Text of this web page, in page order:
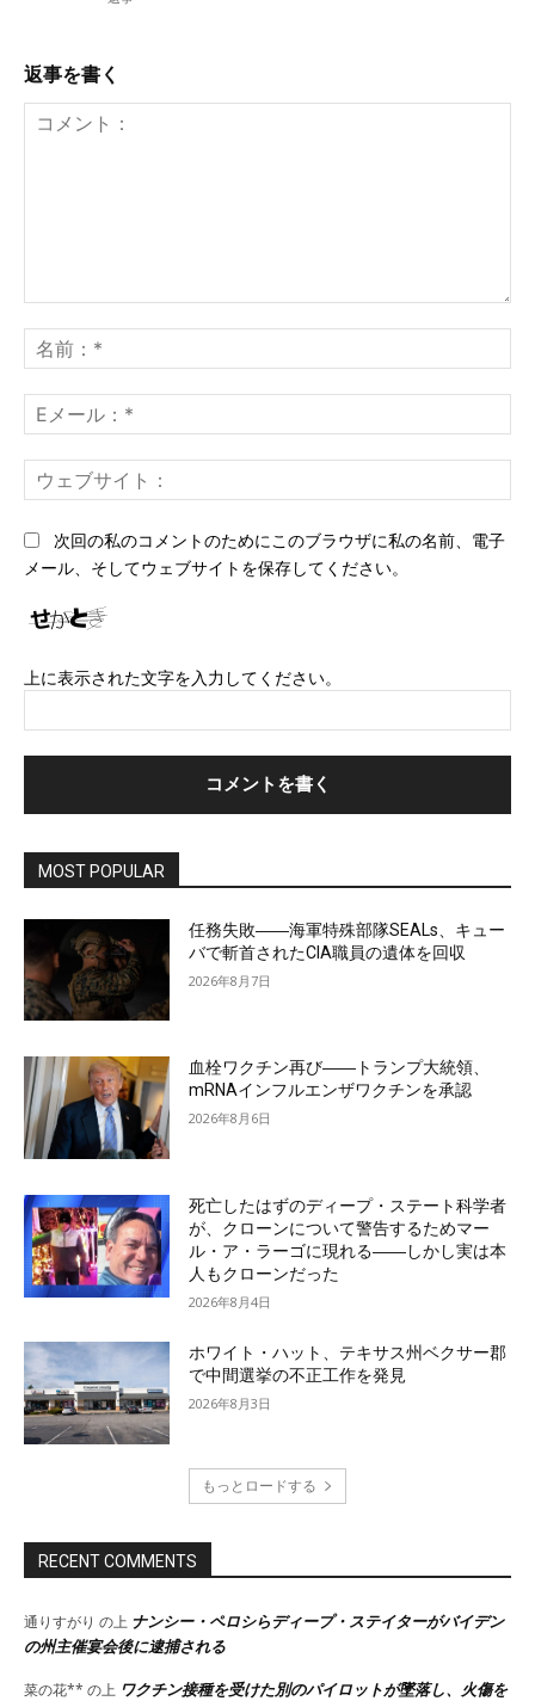
返事を書く
ン
ト：
前
*
メ
ー
*ェ
次回の私のコメントのためにこのブラウザに私の名前、電子
メール、そしてウェブサイトを保存してください。
上に表示された文字を入力してください。
MOST POPULAR
任務失敗――海軍特殊部隊SEALs、キュー
バで斬首されたCIA職員の遺体を回収
2026年8月7日
血栓ワクチン再び――トランプ大統領、
mRNAインフルエンザワクチンを承認
2026年8月6日
死亡したはずのディープ・ステート科学者
が、クローンについて警告するためマー
ル・ア・ラーゴに現れる――しかし実は本
人もクローンだった
2026年8月4日
ホワイト・ハット、テキサス州ベクサー郡
で中間選挙の不正工作を発見
2026年8月3日
もっとロードする
RECENT COMMENTS
通りすがり の上 ナンシー・ペロシらディープ・ステイターがバイデン
の州主催宴会後に逮捕される
菜の花** の上 ワクチン接種を受けた別のパイロットが墜落し、火傷を